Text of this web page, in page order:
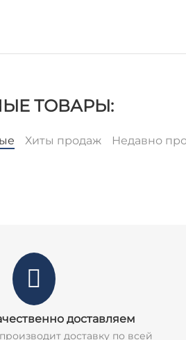
ТОВАРЫ:
Хиты продаж Недавно
доставляем
доставку по всей